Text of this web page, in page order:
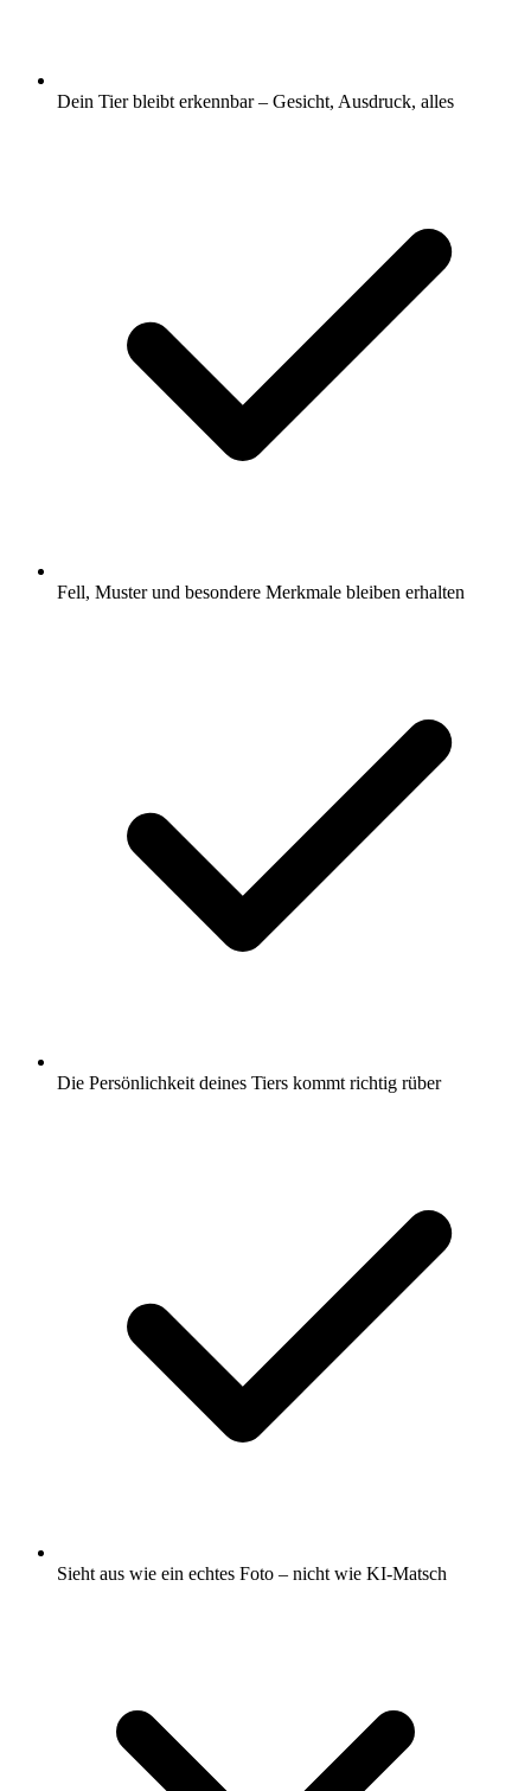
Dein Tier bleibt erkennbar – Gesicht, Ausdruck, alles
Fell, Muster und besondere Merkmale bleiben erhalten
Die Persönlichkeit deines Tiers kommt richtig rüber
Sieht aus wie ein echtes Foto – nicht wie KI-Matsch